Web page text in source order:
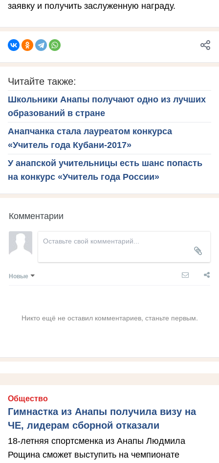
заявку и получить заслуженную награду.
Читайте также:
Школьники Анапы получают одно из лучших
образований в стране
Анапчанка стала лауреатом конкурса
«Учитель года Кубани-2017»
У анапской учительницы есть шанс попасть
на конкурс «Учитель года России»
Комментарии
Новые
Никто ещё не оставил комментариев, станьте первым.
Общество
Гимнастка из Анапы получила визу на
ЧЕ, лидерам сборной отказали
18-летняя спортсменка из Анапы Людмила
Рощина сможет выступить на чемпионате